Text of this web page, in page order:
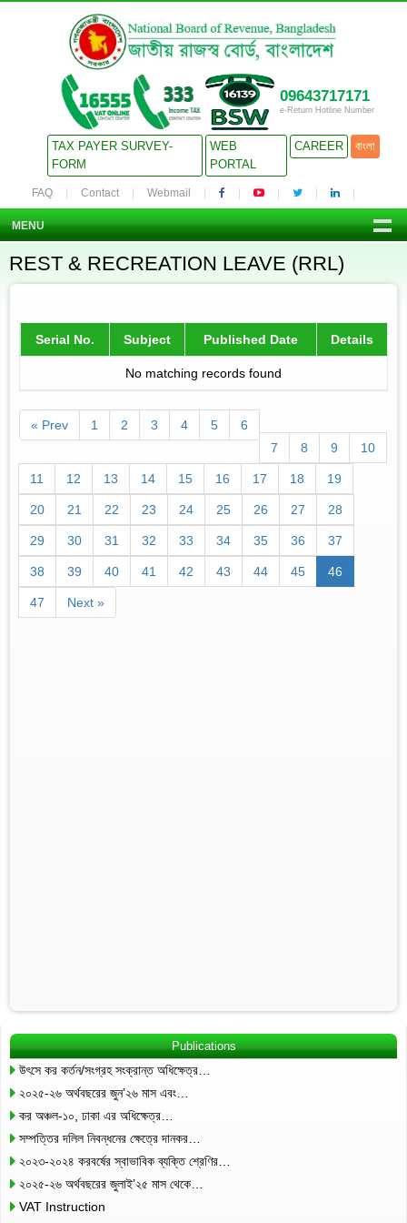
09643717171
e-Return Hotline Number
TAX PAYER SURVEY-
FORM
WEB
PORTAL
CAREER বাংলা
FAQ Contact Webmail
MENU
REST & RECREATION LEAVE (RRL)
Serial No. Subject Published Date Details
No matching records found
« Prev 1 2 3 4 5
6
7
8 9 10
11 12 13 14 15 16 17 18 19
20 21 22 23 24 25 26 27 28
29 30 31 32 33 34 35 36 37
38 39 40 41 42 43 44 45 46
47 Next »
Publications
উৎসে কর কর্তন/সংগ্রহ সংক্রান্ত অধিক্ষেত্র…
২০২৫-২৬ অর্থবছরের জুন’২৬ মাস এবং…
কর অঞ্চল-১০, ঢাকা এর অধিক্ষেত্র…
সম্পত্তির দলিল নিবন্ধনের ক্ষেত্রে দানকর…
২০২৩-২০২৪ করবর্ষের স্বাভাবিক ব্যক্তি শ্রেণির…
২০২৫-২৬ অর্থবছরের জুলাই’২৫ মাস থেকে…
VAT Instruction